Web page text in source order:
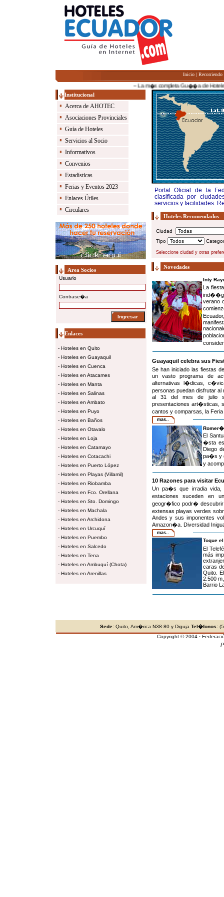
Inicio | Recorriendo
-- La m�s completa Gu��a de Hoteles
Institucional
Acerca de AHOTEC
Asociaciones Provinciales
Guía de Hoteles
Servicios al Socio
Informativos
Convenios
Estadísticas
Ferias y Eventos 2023
Enlaces Útiles
Circulares
Area Socios
Usuario
Contrase�a
Enlaces
- Hoteles en Quito
- Hoteles en Guayaquil
- Hoteles en Cuenca
- Hoteles en Atacames
- Hoteles en Manta
- Hoteles en Salinas
- Hoteles en Ambato
- Hoteles en Puyo
- Hoteles en Baños
- Hoteles en Otavalo
- Hoteles en Loja
- Hoteles en Catamayo
- Hoteles en Cotacachi
- Hoteles en Puerto López
- Hoteles en Playas (Villamil)
- Hoteles en Riobamba
- Hoteles en Fco. Orellana
- Hoteles en Sto. Domingo
- Hoteles en Machala
- Hoteles en Archidona
- Hoteles en Urcuquí
- Hoteles en Puembo
- Hoteles en Salcedo
- Hoteles en Tena
- Hoteles en Ambuquí (Chota)
- Hoteles en Arenillas
Portal Oficial de la
clasificada por
servicios y facilidades.
Hoteles Recomendados
Ciudad
Tipo
Seleccione ciudad y otras
Novedades
Inty
La
verano
Guayaquil celebra sus
Se han iniciado las fiestas
un vasto programa de
alternativas l�dicas,
personas puedan disfrutar
al 31 del mes de julio
presentaciones art�sticas,
cantos y comparsas, la
mas..
El
�sta es
Diego
pa�s y
y
10 Razones para visitar
Un pa�s que irradia vida,
estaciones suceden en
geogr�fico podr�
extensas playas verdes
Andes y sus imponentes
Amazon�a. Diversidad
mas..
Toque
El
más
caras
Quito.
2.500
Barrio
Sede: Quito, Am�rica N38-80 y Diguja Tel�fonos:
Copyright © 2004 ·